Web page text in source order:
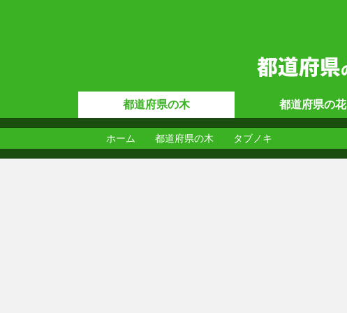
都道府県の木 都道府県の花
ホーム 都道府県の木 タブノキ